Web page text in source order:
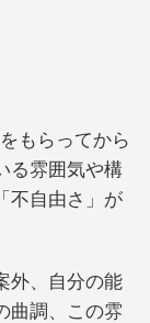
もらってから
る雰囲気や構
不自由さ」が
外、自分の能
曲調、この雰